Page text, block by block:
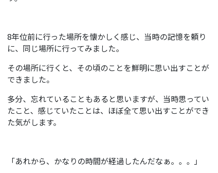
8年位前に行った場所を懐かしく感じ、当時の記憶を頼り
に、同じ場所に行ってみました。
その場所に行くと、その頃のことを鮮明に思い出すことが
できました。
多分、忘れていることもあると思いますが、当時思ってい
たこと、感じていたことは、ほぼ全て思い出すことができ
た気がします。
「あれから、かなりの時間が経過したんだなぁ。。。」